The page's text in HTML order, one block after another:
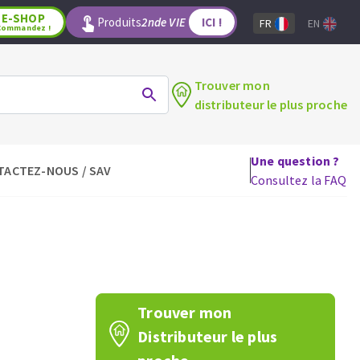
OUTILS POUR LE BOIS
Fraises carbure
Fers et plaquettes
Lames de scie à ruban
E-SHOP
! Produits2nde VIE ICI ! FR EN
Trouver mon
distributeur le plus proche
NOUS / SAV
Une question ?
Consultez la FAQ
Trouver mon
Distributeur le plus